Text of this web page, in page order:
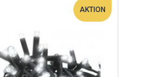
AKTION